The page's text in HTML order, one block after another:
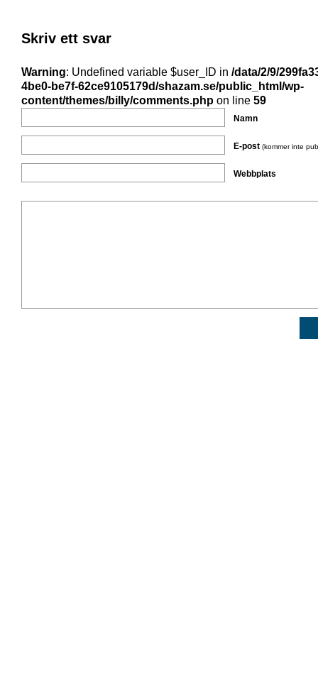
Skriv ett svar
Warning: Undefined variable $user_ID in /data/2/9/
4be0-be7f-62ce9105179d/shazam.se/public_html/wp-
content/themes/billy/comments.php on line 59
Namn
E-post (kommer inte
Webbplats